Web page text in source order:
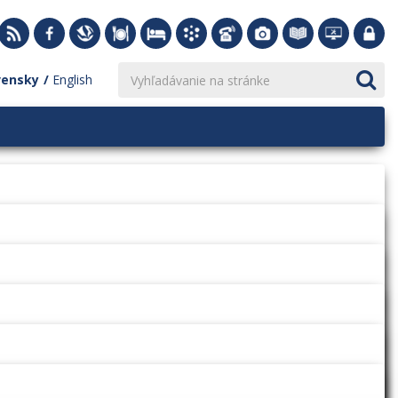
English